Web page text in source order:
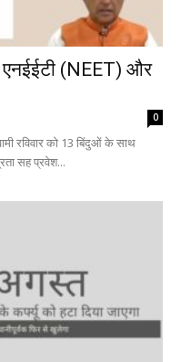
एनईईटी (NEET) और
0
रविवार को 13 बिंदुओं के साथ
सह प्रवेश...